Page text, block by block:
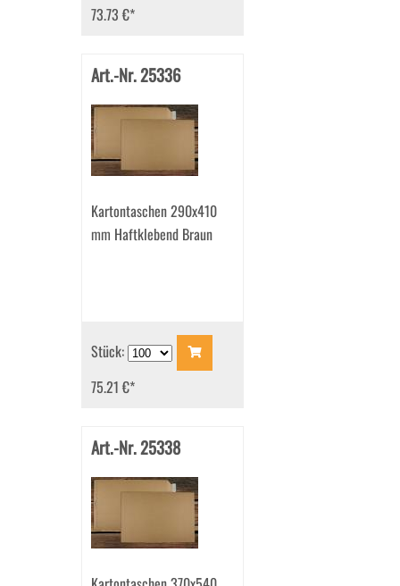
73.73 €*
Art.-Nr. 25336
Kartontaschen 290x410
mm Haftklebend Braun
Stück:
75.21 €*
Art.-Nr. 25338